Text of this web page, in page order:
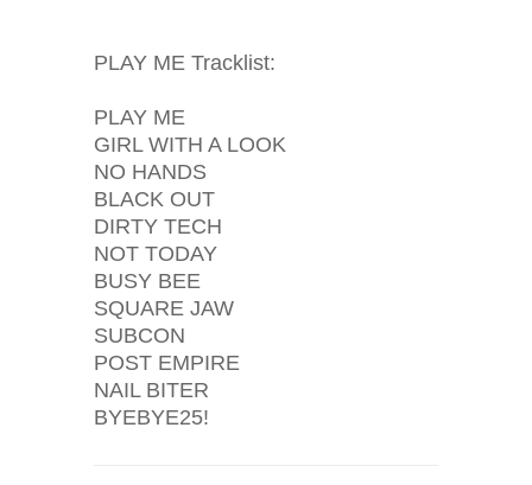
PLAY ME Tracklist:
PLAY ME
GIRL WITH A LOOK
NO HANDS
BLACK OUT
DIRTY TECH
NOT TODAY
BUSY BEE
SQUARE JAW
SUBCON
POST EMPIRE
NAIL BITER
BYEBYE25!